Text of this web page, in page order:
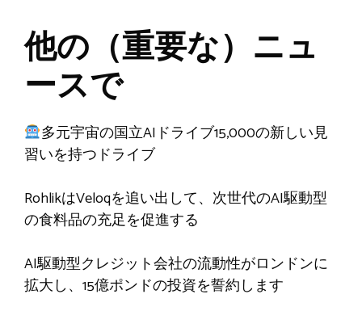
他の（重要な）ニュ
ースで
多元宇宙の国立AIドライブ15,000の新しい見
習いを持つドライブ
RohlikはVeloqを追い出して、次世代のAI駆動型
の食料品の充足を促進する
AI駆動型クレジット会社の流動性がロンドンに
拡大し、15億ポンドの投資を誓約します